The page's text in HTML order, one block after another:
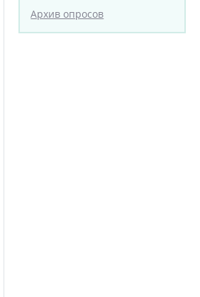
Архив опросов